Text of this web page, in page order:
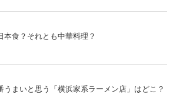
本食？それとも中華料理？
うまいと思う「横浜家系ラーメン店」はどこ？